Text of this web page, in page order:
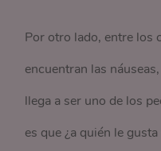
Por otro lado, entre los
encuentran las
llega a ser uno de los
es que ¿a quién le